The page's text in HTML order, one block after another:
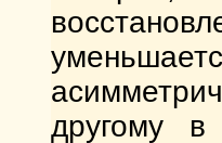
другому